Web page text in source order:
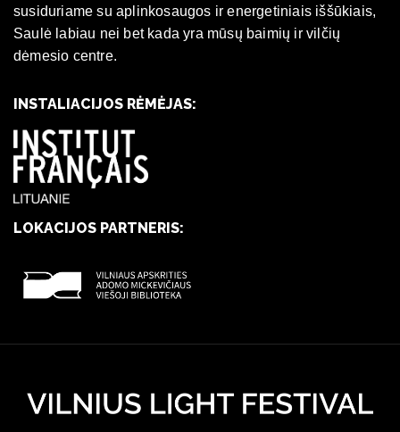
susiduriame su aplinkosaugos ir energetiniais iššūkiais,
Saulė labiau nei bet kada yra mūsų baimių ir vilčių
dėmesio centre.
INSTALIACIJOS RĖMĖJAS:
LOKACIJOS PARTNERIS: